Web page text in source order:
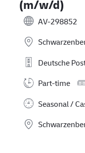
(m/w/d)
AV-298852
Deutsche
Part-time
Seasonal /
Location